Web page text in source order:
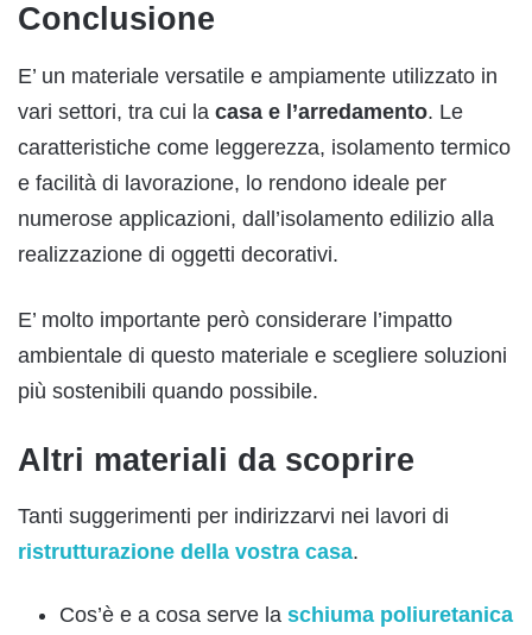
Conclusione
E’ un materiale versatile e ampiamente utilizzato in
vari settori, tra cui la casa e l’arredamento. Le
caratteristiche come leggerezza, isolamento termico
e facilità di lavorazione, lo rendono ideale per
numerose applicazioni, dall’isolamento edilizio alla
realizzazione di oggetti decorativi.
E’ molto importante però considerare l’impatto
ambientale di questo materiale e scegliere soluzioni
più sostenibili quando possibile.
Altri materiali da scoprire
Tanti suggerimenti per indirizzarvi nei lavori di
ristrutturazione della vostra casa.
Cos’è e a cosa serve la schiuma poliuretanica